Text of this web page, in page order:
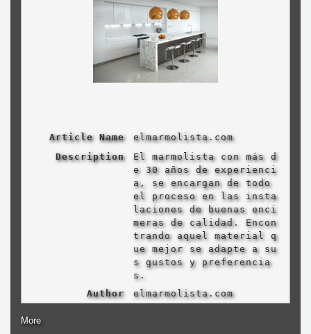
Article Name
elmarmolista.com
Description
El marmolista con más d
e 30 años de experienci
a, se encargan de todo
el proceso en las insta
laciones de buenas enci
meras de calidad. Encon
trando aquel material q
ue mejor se adapte a su
s gustos y preferencia
s.
Author
elmarmolista.com
More